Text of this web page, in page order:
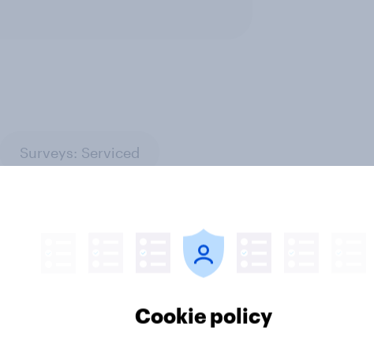
Surveys: Serviced
Cookie policy